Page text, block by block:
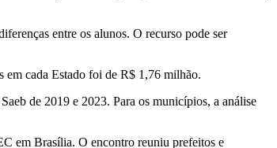
entre os alunos. O recurso pode ser
cada Estado foi de R$ 1,76 milhão.
de 2019 e 2023. Para os municípios, a análise
em Brasília. O encontro reuniu prefeitos e